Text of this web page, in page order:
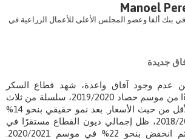
Manoel
بنك ألفا وعضو المجلس الأعلى للأعمال الزراعية في
جديدة
عدم وجود آفاق واعدة، شهد قطاع السكر
والطاقة البرازيلي، بدءًا من موسم حصاد 2019/2020، سلسلة من ثلاث
سنوات جيدة، على الأقل من حيث الأسعار. بعد نمو حقيقي بنحو 14%
في موسم حصاد 2018/2019، ظل إجمالي ديون القطاع مستقرًا في